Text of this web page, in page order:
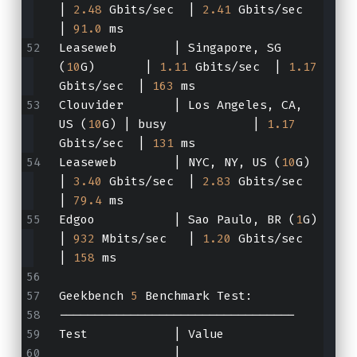
2.48 Gbits/sec  | 2.41 Gbits/sec
91.0 ms
Leaseweb        | Singapore, SG
( 10G)       | 1.11 Gbits/sec  |
1.17
Gbits/sec  |
163 ms
Clouvider       | Los Angeles, CA,
US ( 10G) | busy            |
1.17
Gbits/sec  |
131 ms
Leaseweb        | NYC, NY, US ( 10G)
3.40 Gbits/sec  | 2.83 Gbits/sec
79.4 ms
Edgoo           | Sao Paulo, BR ( 1G)
932 Mbits/sec   | 1.20 Gbits/sec
158 ms
Geekbench 5 Benchmark Test:
---------------------------------